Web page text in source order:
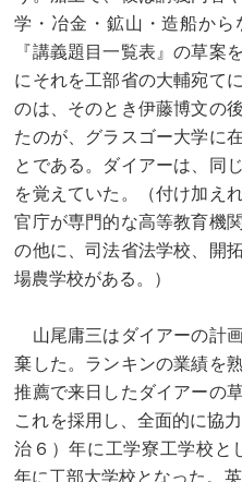
学・冶金・鉱山・造船か
『講義題目一覧表』の草案
にそれを工部省の大輔宛て
のは、そのとき伊藤博文の
たのが、グラスゴー大学に
とである。ダイアーは、同
を覚えていた。（付け加え
官庁が専門的な高等教育機
の他に、司法省法学校、開
場農学校がある。）
山尾庸三はダイアーの計
棄した。ランキンの業績を
推薦で来日したダイアーの
これを採用し、全面的に協
治６）年に工学寮工学校と
年に工部大学校となった。